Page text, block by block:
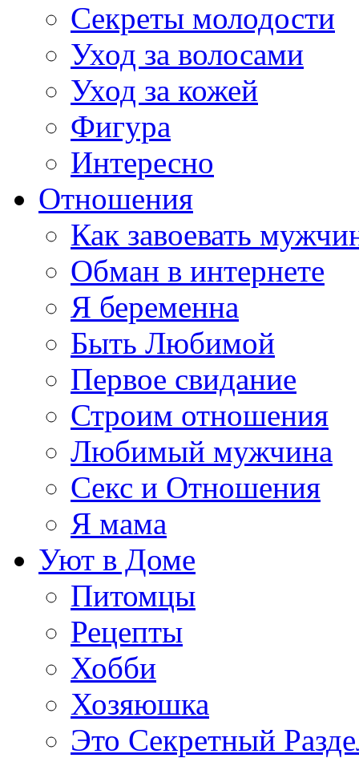
Секреты молодости
Уход за волосами
Уход за кожей
Фигура
Интересно
Отношения
Как завоевать
Обман в интернете
Я беременна
Быть Любимой
Первое свидание
Строим отношения
Любимый мужчина
Секс и Отношения
Я мама
Уют в Доме
Питомцы
Рецепты
Хобби
Хозяюшка
Это Секретный